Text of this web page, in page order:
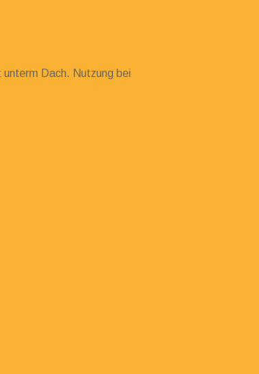
unterm Dach. Nutzung bei